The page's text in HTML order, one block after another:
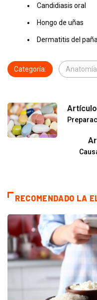
Candidiasis oral
Hongo de uñas
Dermatitis del pañal
Categoría:
RECOMENDADO LA